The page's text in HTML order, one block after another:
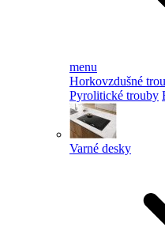
menu
Horkovzdušné
Pyrolitické trouby
Varné desky